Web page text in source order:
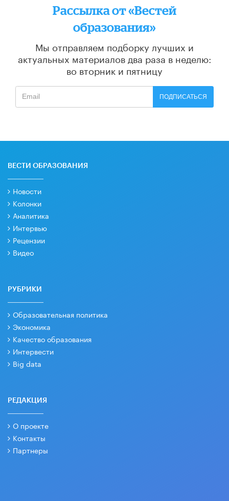
Рассылка от «Вестей
образования»
Мы отправляем подборку лучших и
актуальных материалов два раза в неделю:
во вторник и пятницу
ПОДПИСАТЬСЯ
ВЕСТИ ОБРАЗОВАНИЯ
Новости
Колонки
Аналитика
Интервью
Рецензии
Видео
РУБРИКИ
Образовательная политика
Экономика
Качество образования
Интервести
Big data
РЕДАКЦИЯ
О проекте
Контакты
Партнеры